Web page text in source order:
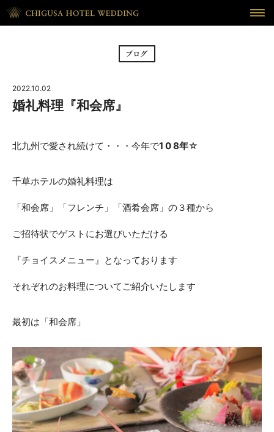
CEREMONY
ウェディング・レポート ドレス
BLOG
ブログ
PLAN
プラン
ACCESS CONTACT
平日 11:00-19:00（火曜定休） / 土日 10:00-19:00
千草ホテル公式サイト
2022.10.02
婚礼料理『和会席』
北九州で愛され続けて・・・今年で1 0 8年☆
千草ホテルの婚礼料理は
「和会席」「フレンチ」「酒肴会席」の３種から
ご招待状でゲストにお選びいただける
『チョイスメニュー』となっております
それぞれのお料理についてご紹介いたします
最初は「和会席」